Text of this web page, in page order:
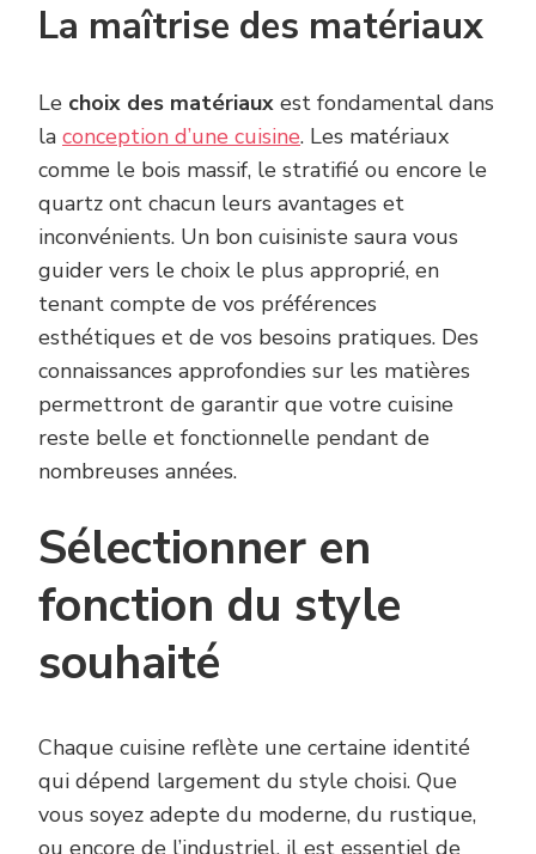
La maîtrise des matériaux
Le choix des matériaux est fondamental dans
la conception d’une cuisine. Les matériaux
comme le bois massif, le stratifié ou encore le
quartz ont chacun leurs avantages et
inconvénients. Un bon cuisiniste saura vous
guider vers le choix le plus approprié, en
tenant compte de vos préférences
esthétiques et de vos besoins pratiques. Des
connaissances approfondies sur les matières
permettront de garantir que votre cuisine
reste belle et fonctionnelle pendant de
nombreuses années.
Sélectionner en
fonction du style
souhaité
Chaque cuisine reflète une certaine identité
qui dépend largement du style choisi. Que
vous soyez adepte du moderne, du rustique,